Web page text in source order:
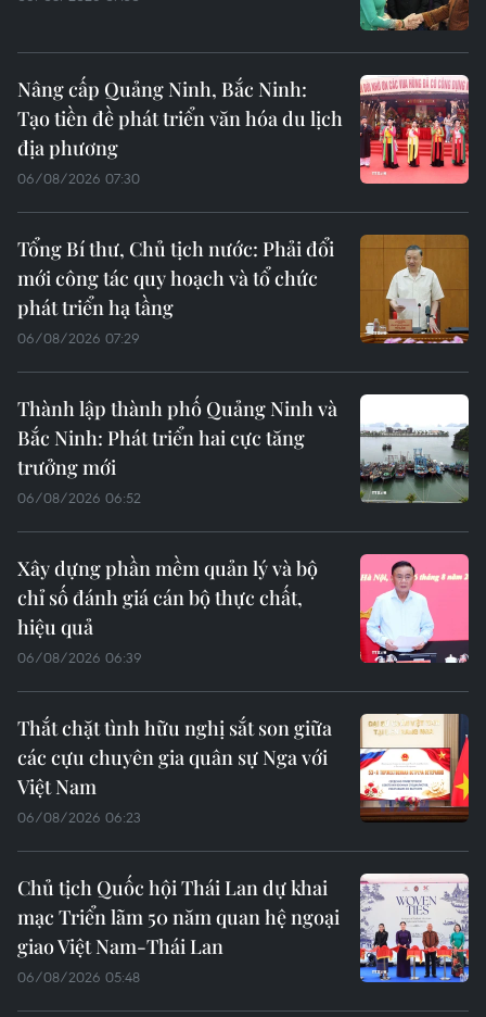
Nâng cấp Quảng Ninh, Bắc Ninh:
Tạo tiền đề phát triển văn hóa du lịch
địa phương
06/08/2026 07:30
Tổng Bí thư, Chủ tịch nước: Phải đổi
mới công tác quy hoạch và tổ chức
phát triển hạ tầng
06/08/2026 07:29
Thành lập thành phố Quảng Ninh và
Bắc Ninh: Phát triển hai cực tăng
trưởng mới
06/08/2026 06:52
Xây dựng phần mềm quản lý và bộ
chỉ số đánh giá cán bộ thực chất,
hiệu quả
06/08/2026 06:39
Thắt chặt tình hữu nghị sắt son giữa
các cựu chuyên gia quân sự Nga với
Việt Nam
06/08/2026 06:23
Chủ tịch Quốc hội Thái Lan dự khai
mạc Triển lãm 50 năm quan hệ ngoại
giao Việt Nam-Thái Lan
06/08/2026 05:48